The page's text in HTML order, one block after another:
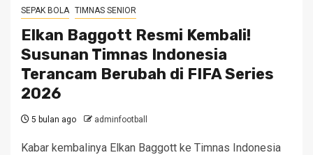
SEPAK BOLA TIMNAS SENIOR
Elkan Baggott Resmi Kembali!
Susunan Timnas Indonesia
Terancam Berubah di FIFA Series
2026
5 bulan ago adminfootball
Kabar kembalinya Elkan Baggott ke Timnas Indonesia